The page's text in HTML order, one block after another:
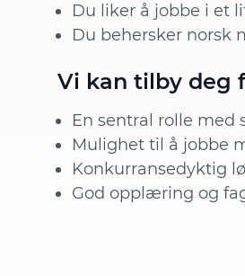
Du liker å jobbe i et
Du behersker norsk
Vi kan tilby deg
En sentral rolle med
Mulighet til å jobbe
Konkurransedyktig
God opplæring og